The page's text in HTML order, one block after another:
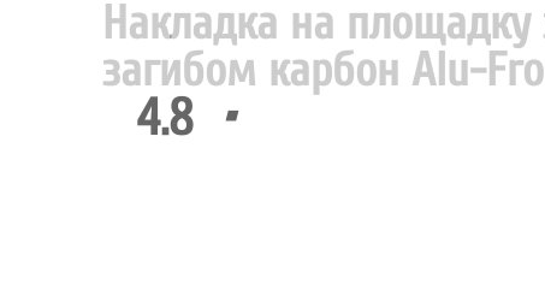
Накладка на площадку
загибом карбон Alu-
4.8•